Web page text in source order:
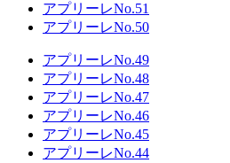
アプリーレNo.51
アプリーレNo.50
アプリーレNo.49
アプリーレNo.48
アプリーレNo.47
アプリーレNo.46
アプリーレNo.45
アプリーレNo.44